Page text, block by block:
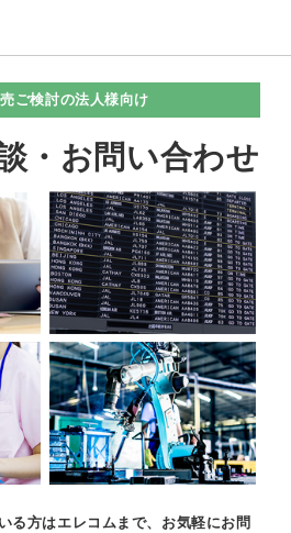
ご検討の法人様向け
・お問い合わせ
る方はエレコムまで、お気軽にお問